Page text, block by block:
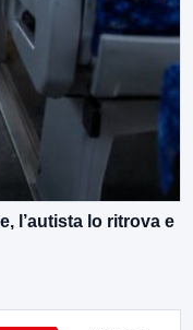
l’autista lo ritrova e